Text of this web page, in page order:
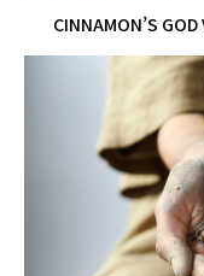
CINNAMON’S